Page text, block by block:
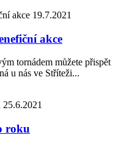
19.7.2021
akce
tornádem můžete přispět
u nás ve Stříteži...
25.6.2021
roku